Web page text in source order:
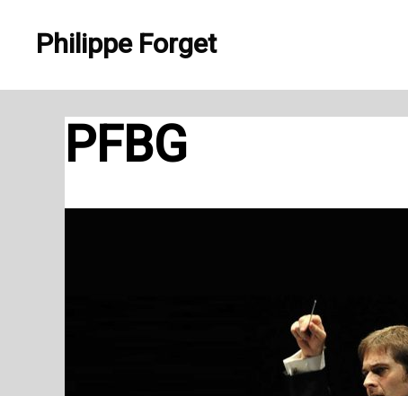
Philippe Forget
PFBG